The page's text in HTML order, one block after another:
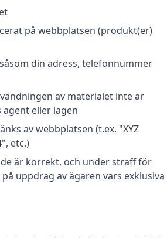
på webbplatsen (produkt(er)
din adress, telefonnummer
av materialet inte är
eller lagen
av webbplatsen (t.ex. "XYZ
etc.)
är korrekt, och under straff för
uppdrag av ägaren vars exklusiva